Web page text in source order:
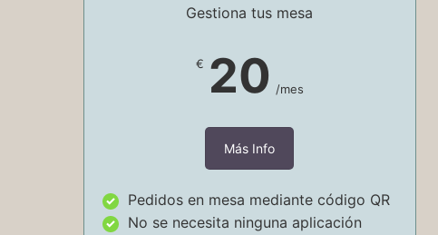
Gestiona tus mesa
€ 20 /mes
Más Info
Pedidos en mesa mediante código QR
No se necesita ninguna aplicación